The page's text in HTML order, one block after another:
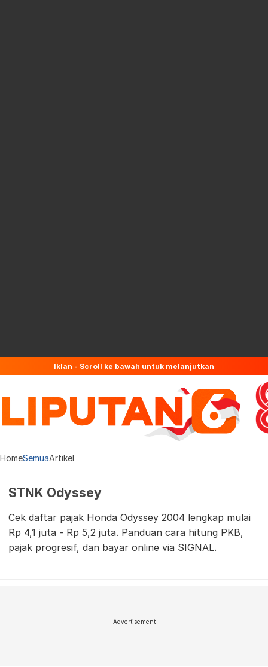
Iklan - Scroll ke bawah untuk melanjutkan
HomeSemuaArtikel
STNK Odyssey
Cek daftar pajak Honda Odyssey 2004 lengkap mulai
Rp 4,1 juta - Rp 5,2 juta. Panduan cara hitung PKB,
pajak progresif, dan bayar online via SIGNAL.
Advertisement